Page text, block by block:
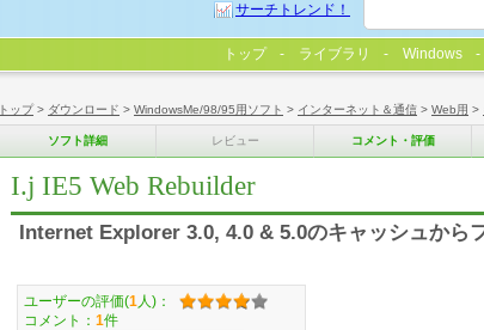
トップ> ダウンロード > WindowsMe/98/95用ソフト > インターネット＆通信 > Web用 >
ソフト詳細 レビュー コメント・評価
I.j IE5 Web Rebuilder
Internet Explorer 3.0, 4.0 & 5.0のキャッシュから
ユーザーの評価(1 人)：
コメント： 1件
サーチトレンド！
トップ ライブラリ Windows